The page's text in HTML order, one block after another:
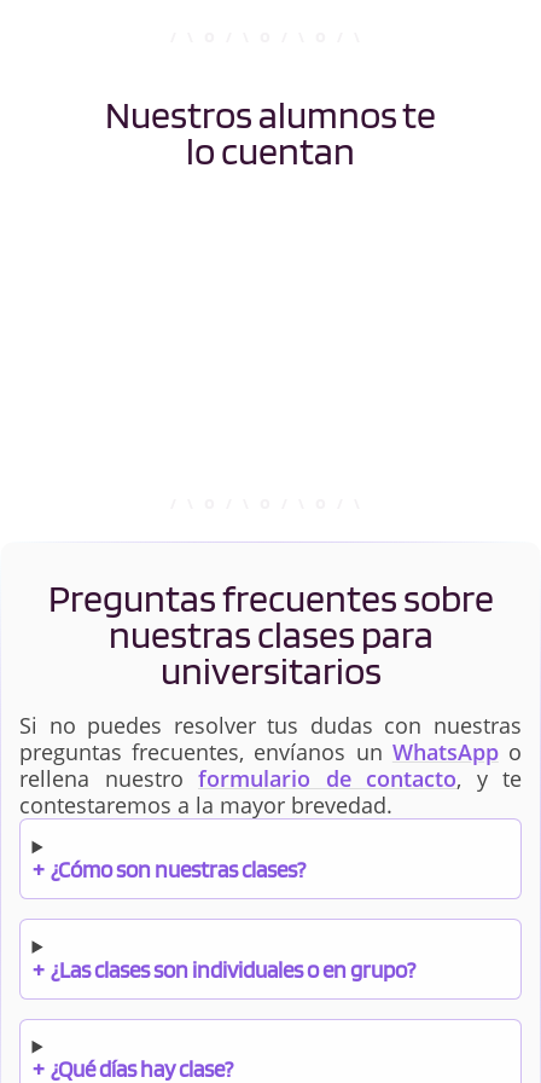
Nuestros alumnos te
lo cuentan
Preguntas frecuentes sobre
nuestras clases para
universitarios
Si no puedes resolver tus dudas con nuestras
preguntas frecuentes, envíanos un WhatsAppo
rellena nuestro formulario de contacto, y te
contestaremos a la mayor brevedad.
+ ¿Cómo son nuestras clases?
+ ¿Las clases son individuales o en grupo?
+ ¿Qué días hay clase?